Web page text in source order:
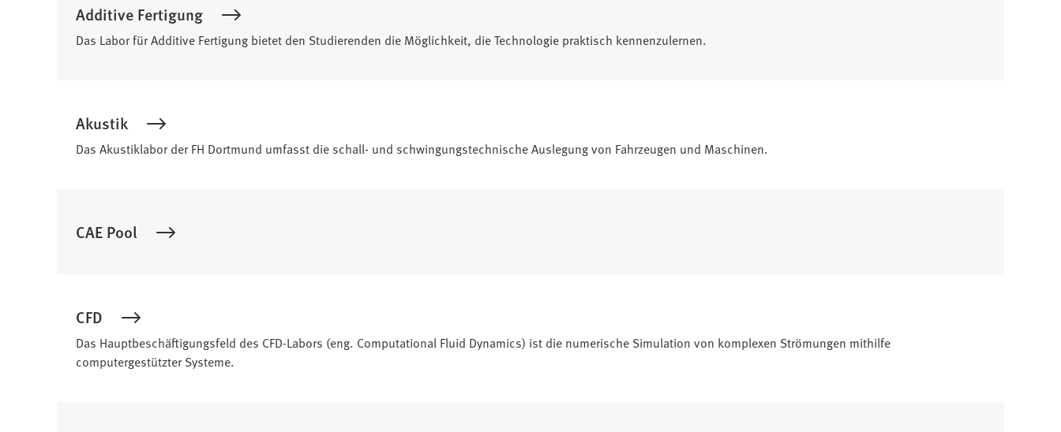
Additive Fertigung
Das Labor für Additive Fertigung bietet den Studierenden die Möglichkeit, die Technologie praktisch kennenzulernen.
Akustik
Das Akustiklabor der FH Dortmund umfasst die schall- und schwingungstechnische Auslegung von Fahrzeugen und Maschinen.
CAE Pool
CFD
Das Hauptbeschäftigungsfeld des CFD-Labors (eng. Computational Fluid Dynamics) ist die numerische Simulation von komplexen Strömungen mithilfe
computergestützter Systeme.